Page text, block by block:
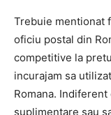
Trebuie mentionat
oficiu postal din
competitive la
incurajam sa
Romana.
suplimentare sau